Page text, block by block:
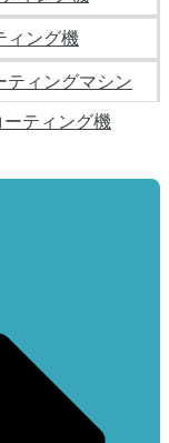
ィング機
ティングマシン
ティング機